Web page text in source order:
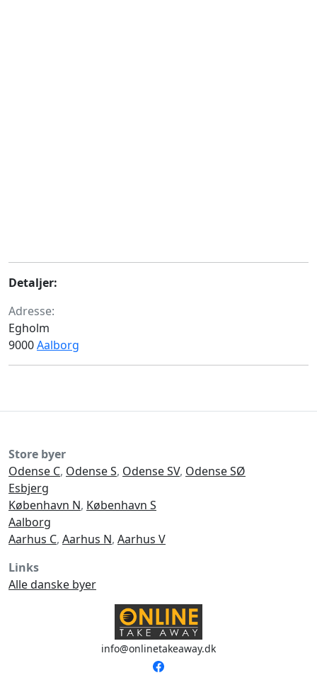
Detaljer:
Adresse:
Egholm
9000Aalborg
Store byer
Odense C, Odense S, Odense SV, Odense SØ
Esbjerg
København N, København S
Aalborg
Aarhus C, Aarhus N, Aarhus V
Links
Alle danske byer
info@onlinetakeaway.dk